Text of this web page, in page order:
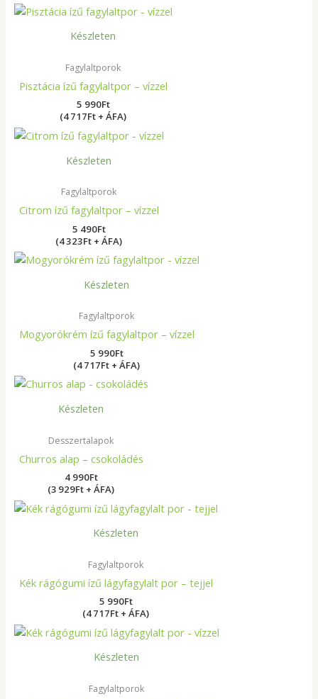
Készleten
Fagylaltporok
Pisztácia ízű fagylaltpor – vízzel
5 990Ft
(4 717Ft + ÁFA)
Készleten
Fagylaltporok
Citrom ízű fagylaltpor – vízzel
5 490Ft
(4 323Ft + ÁFA)
Készleten
Fagylaltporok
Mogyorókrém ízű fagylaltpor – vízzel
5 990Ft
(4 717Ft + ÁFA)
Készleten
Desszertalapok
Churros alap – csokoládés
4 990Ft
(3 929Ft + ÁFA)
Készleten
Fagylaltporok
Kék rágógumi ízű lágyfagylalt por – tejjel
5 990Ft
(4 717Ft + ÁFA)
Készleten
Fagylaltporok